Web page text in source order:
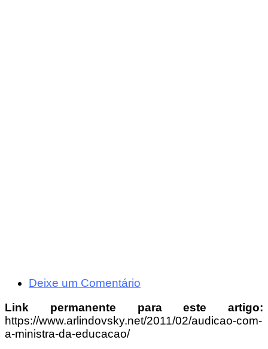
Deixe um Comentário
Link permanente para este artigo:
https://www.arlindovsky.net/2011/02/audicao-com-
a-ministra-da-educacao/